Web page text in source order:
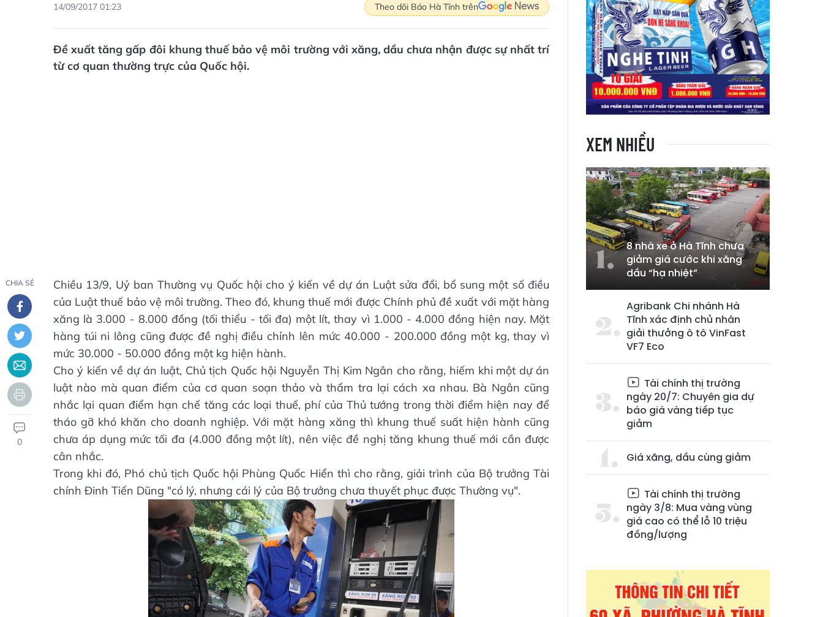
14/09/2017 01:23 Theo dõi Báo Hà Tĩnh trên
Đề xuất tăng gấp đôi khung thuế bảo vệ môi trường với xăng, dầu chưa nhận được sự nhất trí
từ cơ quan thường trực của Quốc hội.
CHIA SẺ
0
Chiều 13/9, Uỷ ban Thường vụ Quốc hội cho ý kiến về dự án Luật sửa đổi, bổ sung một số điều
của Luật thuế bảo vệ môi trường. Theo đó, khung thuế mới được Chính phủ đề xuất với mặt hàng
xăng là 3.000 - 8.000 đồng (tối thiểu - tối đa) một lít, thay vì 1.000 - 4.000 đồng hiện nay. Mặt
hàng túi ni lông cũng được đề nghị điều chỉnh lên mức 40.000 - 200.000 đồng một kg, thay vì
mức 30.000 - 50.000 đồng một kg hiện hành.
Cho ý kiến về dự án luật, Chủ tịch Quốc hội Nguyễn Thị Kim Ngân cho rằng, hiếm khi một dự án
luật nào mà quan điểm của cơ quan soạn thảo và thẩm tra lại cách xa nhau. Bà Ngân cũng
nhắc lại quan điểm hạn chế tăng các loại thuế, phí của Thủ tướng trong thời điểm hiện nay để
tháo gỡ khó khăn cho doanh nghiệp. Với mặt hàng xăng thì khung thuế suất hiện hành cũng
chưa áp dụng mức tối đa (4.000 đồng một lít), nên việc đề nghị tăng khung thuế mới cần được
cân nhắc.
Trong khi đó, Phó chủ tịch Quốc hội Phùng Quốc Hiển thì cho rằng, giải trình của Bộ trưởng Tài
chính Đinh Tiến Dũng "có lý, nhưng cái lý của Bộ trưởng chưa thuyết phục được Thường vụ".
XEM NHIỀU
8 nhà xe ở Hà Tĩnh chưa
giảm giá cước khi xăng
dầu “hạ nhiệt”
Agribank Chi nhánh Hà
Tĩnh xác định chủ nhân
giải thưởng ô tô VinFast
VF7 Eco
Tài chính thị trường
ngày 20/7: Chuyên gia dự
báo giá vàng tiếp tục
giảm
Giá xăng, dầu cùng giảm
Tài chính thị trường
ngày 3/8: Mua vàng vùng
giá cao có thể lỗ 10 triệu
đồng/lượng